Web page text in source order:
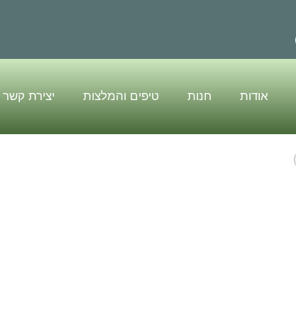
אודות חנות טיפים והמלצות יצירת קשר